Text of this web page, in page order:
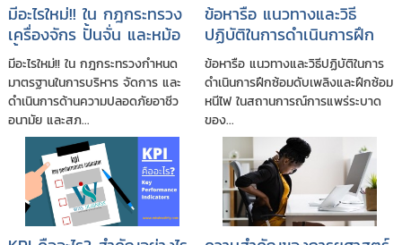
มีอะไรใหม่!! ใน กฎกระทรวง
เครื่องจักร ปั้นจั่น และหม้อ
น้ำ พ.ศ. 2564
มีอะไรใหม่!! ใน กฎกระทรวงกำหนด
มาตรฐานในการบริหาร จัดการ และ
ดำเนินการด้านความปลอดภัยอาชีว
อนามัย และสภ...
ข้อหารือ แนวทางและวิธี
ปฏิบัติในการดำเนินการฝึก
ซ้อมดับเพลิงและฝึกซ้อมหนี
ไฟ ในสถานการณ์การแพร่
ระบาดของโรคติดเชื้อไวรัส
โคโรนา 2019 (COVID-19)
ข้อหารือ แนวทางและวิธีปฏิบัติในการ
ดำเนินการฝึกซ้อมดับเพลิงและฝึกซ้อม
หนีไฟ ในสถานการณ์การแพร่ระบาด
ของ...